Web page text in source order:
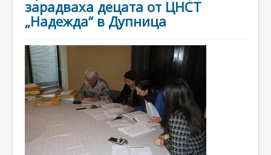
зарадваха децата от ЦНСТ
„Надежда“ в Дупница